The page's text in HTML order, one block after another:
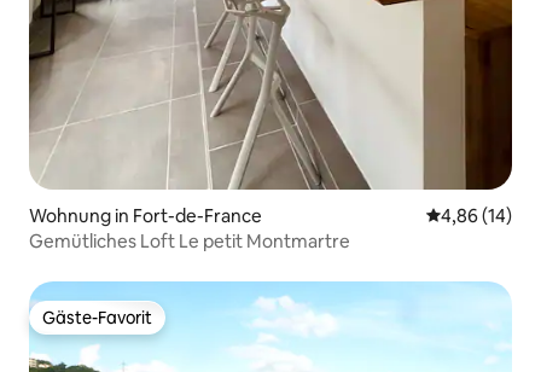
Wohnung in Fort-de-France
4,86 (14)
Gemütliches Loft Le petit Montmartre
Gäste-Favorit
Gäste-Favorit